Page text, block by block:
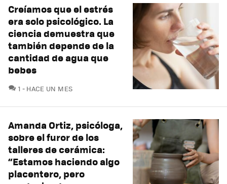
Creíamos que el estrés
era solo psicológico. La
ciencia demuestra que
también depende de la
cantidad de agua que
bebes
1 COMENTARIOS
HACE UN MES
Amanda Ortiz, psicóloga,
sobre el furor de los
talleres de cerámica:
“Estamos haciendo algo
placentero, pero